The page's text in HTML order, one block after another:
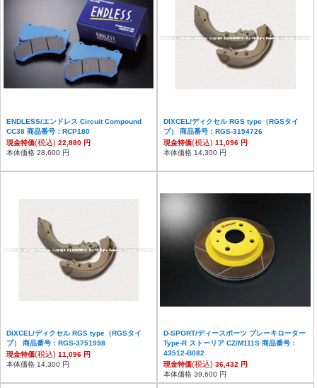
ENDLESS/エンドレス Circuit Compound
CC38 商品番号：RCP180
現金特価(税込) 22,880 円
本体価格 28,600 円
DIXCEL/ディクセル RGS type（RGSタイ
プ） 商品番号：RGS-3154726
現金特価(税込) 11,096 円
本体価格 14,300 円
DIXCEL/ディクセル RGS type（RGSタイ
プ） 商品番号：RGS-3751998
現金特価(税込) 11,096 円
本体価格 14,300 円
D-SPORT/ディースポーツ ブレーキローター
Type-R ストーリア CZ/M111S 商品番号：
43512-B082
現金特価(税込) 36,432 円
本体価格 39,600 円